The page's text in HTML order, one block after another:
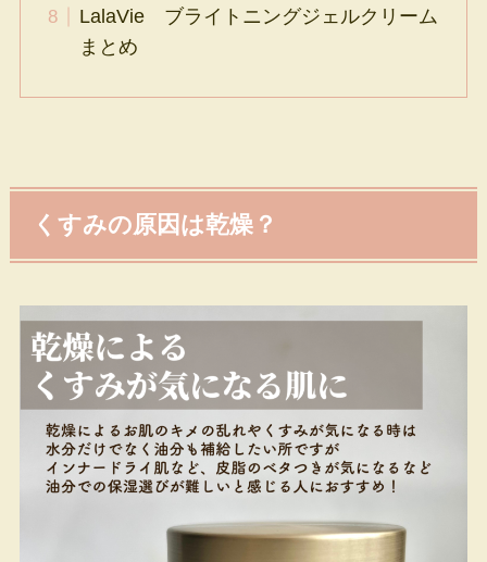
LalaVie ブライトニングジェルクリーム
まとめ
くすみの原因は乾燥？